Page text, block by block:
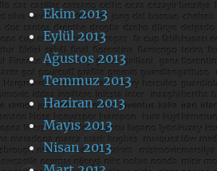
Ekim 2013
Eylül 2013
Ağustos 2013
Temmuz 2013
Haziran 2013
Mayıs 2013
Nisan 2013